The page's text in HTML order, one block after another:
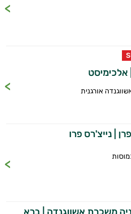
אלכימיסט
אורגנית
| נייצ'רס פרו
משכרת אשווגנדה | ברא